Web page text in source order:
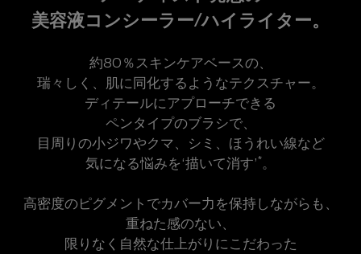
美容液コンシーラー/ハイライター。
約80％スキンケアベースの、
瑞々しく、 肌に同化するようなテクスチャー。
ディテールにアプローチできる
ペンタイプのブラシで、
目周りの小ジワやクマ、シミ、ほうれい線など
気になる悩みを‘描いて消す’ *。
高密度のピグメントでカバー力を保持しながらも、
重ねた感のない、
限りなく自然な仕上がりにこだわった